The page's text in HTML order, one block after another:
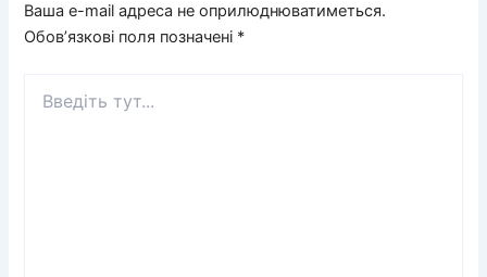
Ваша e-mail адреса не оприлюднюватиметься.
Обов’язкові поля позначені *
тут...